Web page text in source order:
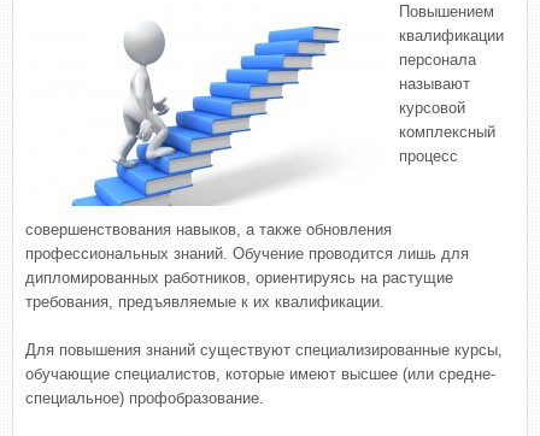
Повышением
квалификации
персонала
называют
курсовой
комплексный
процесс
совершенствования навыков, а также обновления
профессиональных знаний. Обучение проводится лишь для
дипломированных работников, ориентируясь на растущие
требования, предъявляемые к их квалификации.
Для повышения знаний существуют специализированные курсы,
обучающие специалистов, которые имеют высшее (или средне-
специальное) профобразование.